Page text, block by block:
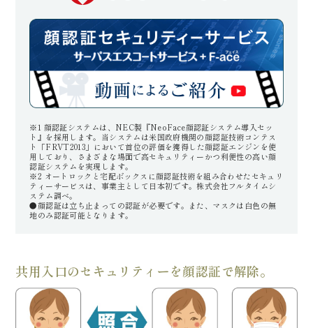
※1 顔認証システムは、NEC製『NeoFace顔認証システム導入セッ
ト』を採用します。当システムは米国政府機関の顔認証技術コンテス
ト「FRVT2013」において首位の評価を獲得した顔認証エンジンを使
用しており、さまざまな場面で高セキュリティーかつ利便性の高い顔
認証システムを実現します。
※2 オートロックと宅配ボックスに顔認証技術を組み合わせたセキュリ
ティーサービスは、事業主として日本初です。株式会社フルタイムシ
ステム調べ。
●顔認証は立ち止まっての認証が必要です。また、マスクは白色の無
地のみ認証可能となります。
共用入口のセキュリティーを顔認証で解除。